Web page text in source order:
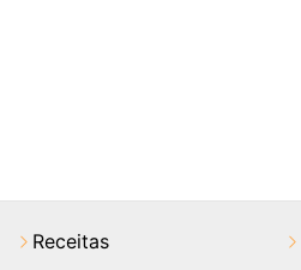
Receitas